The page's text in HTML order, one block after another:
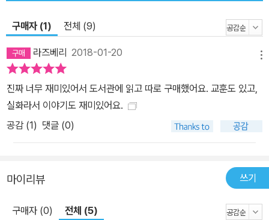
으로 당나라 시기 사관이었던 오긍이 서술한 책이다. 오긍은 당태종
기록을 보고 후세 제왕들에게 본으로 삼고자 책을 저술하였다. 당태
종 이세민은 수나라 산서지방 무인귀족의 집안에서 태어났다. 수나라
양제가 대규모 토목공사를 시행하고 사치하여 민심이 흉흉해지자 아
버지 이연을 설득해 병사를 일으켰다. 마침내 이연은 당나라를 건국
하고 황제가 되었다. 이세민의 공이 컸으나 맏아들 이건성이 황태자
가 되었는데, 이건성은 눈엣가시 같은 이세민을 질투하여 제거하려
위하게 된다. 당태종 이세민은 제위에 오르기까지 무력에 의존했으나
띄울 수도 있지만, 배를 뒤엎을 수도 있다’라는 유교적 전제를 내세웠
구매자 (1) 전체 (9)
라즈베리 2018-01-20
진짜 너무 재미있어서 도서관에 읽고 따로 구매했어요. 교훈도 있고,
실화라서 이야기도 재미있어요.
공감 (1) 댓글 (0)
마이리뷰 쓰기
구매자 (0) 전체 (5)